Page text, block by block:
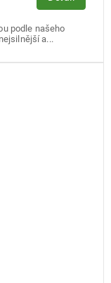
podle našeho
a...